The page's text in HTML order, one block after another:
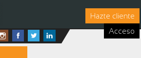
Hazte cliente
Acceso